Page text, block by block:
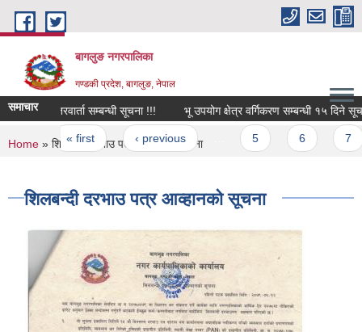
Skip to main content
बागलुङ नगरपालिका
गण्डकी प्रदेश, बागलुङ, नेपाल
समाचारअन्तरवार्ता सम्बन्धी सूचना !!! भू उपयोग क्षेत्र वर्गिकरण सम्बन्धी १५ दिने सूचना
Pages
« first ‹ previous …
You are here
Home » शिलबन्दी दरभाउ पत्र आव्हानको सूचना
शिलबन्दी दरभाउ पत्र आव्हानको सूचना